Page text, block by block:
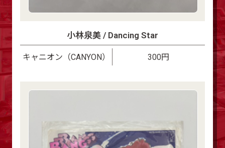
小林泉美 / Dancing Star
キャニオン（CANYON） 300円